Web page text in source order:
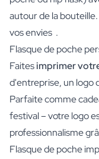
autour de la
vos envies .
Flasque de poche
Faitesimprimer
d'entreprise, un logo
Parfaite comme
festival – votre logo
professionnalisme
Flasque de poche